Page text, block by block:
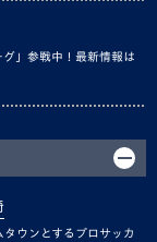
」参戦中！最新情報は
ウンとするプロサッカ